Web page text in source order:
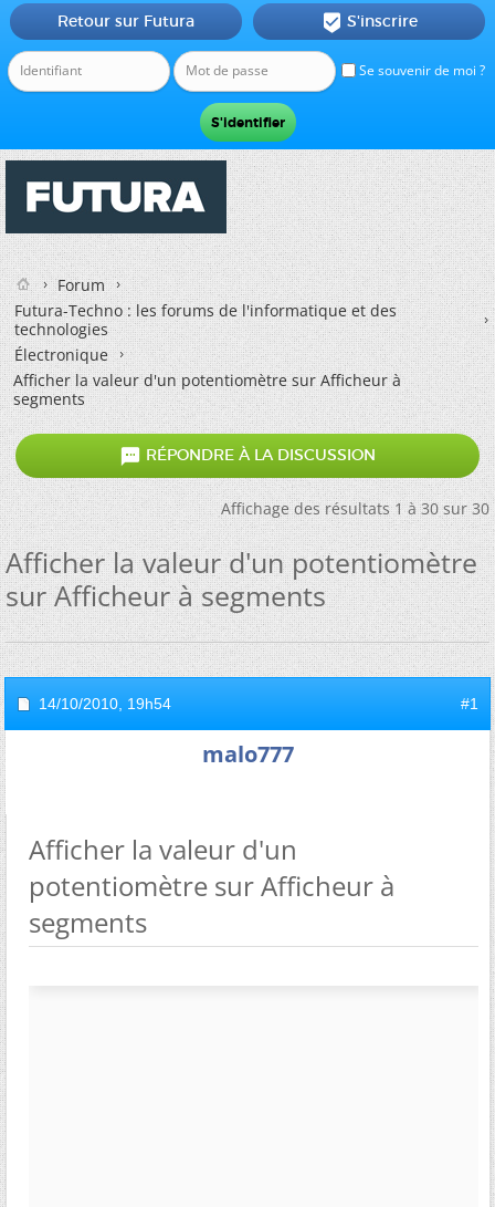
Se souvenir de moi ?
Retour sur Futura  S'inscrire
Forum
Futura-Techno : les forums de l'informatique et des
technologies
Électronique
Afficher la valeur d'un potentiomètre sur Afficheur à
segments
 RÉPONDRE À LA DISCUSSION
Affichage des résultats 1 à 30 sur 30
Afficher la valeur d'un potentiomètre
sur Afficheur à segments
14/10/2010, 19h54 #1
malo777
Afficher la valeur d'un
potentiomètre sur Afficheur à
segments